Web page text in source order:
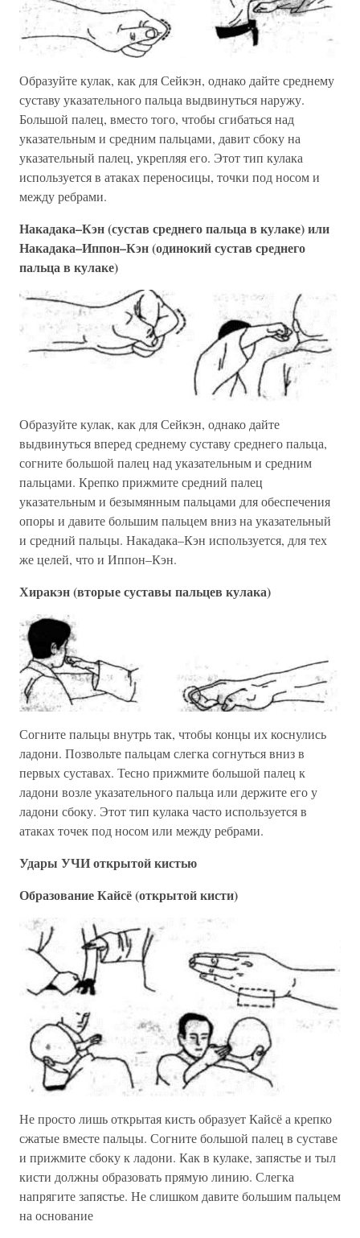
Образуйте кулак, как для Сейкэн, однако дайте среднему
суставу указательного пальца выдвинуться наружу.
Большой палец, вместо того, чтобы сгибаться над
указательным и средним пальцами, давит сбоку на
указательный палец, укрепляя его. Этот тип кулака
используется в атаках переносицы, точки под носом и
между ребрами.
Накадака–Кэн (сустав среднего пальца в кулаке) или
Накадака–Иппон–Кэн (одинокий сустав среднего
пальца в кулаке)
Образуйте кулак, как для Сейкэн, однако дайте
выдвинуться вперед среднему суставу среднего пальца,
согните большой палец над указательным и средним
пальцами. Крепко прижмите средний палец
указательным и безымянным пальцами для обеспечения
опоры и давите большим пальцем вниз на указательный
и средний пальцы. Накадака–Кэн используется, для тех
же целей, что и Иппон–Кэн.
Хиракэн (вторые суставы пальцев кулака)
Согните пальцы внутрь так, чтобы концы их коснулись
ладони. Позвольте пальцам слегка согнуться вниз в
первых суставах. Тесно прижмите большой палец к
ладони возле указательного пальца или держите его у
ладони сбоку. Этот тип кулака часто используется в
атаках точек под носом или между ребрами.
Удары УЧИ открытой кистью
Образование Кайсё (открытой кисти)
Не просто лишь открытая кисть образует Кайсё а крепко
сжатые вместе пальцы. Согните большой палец в суставе
и прижмите сбоку к ладони. Как в кулаке, запястье и тыл
кисти должны образовать прямую линию. Слегка
напрягите запястье. Не слишком давите большим пальцем
на основание